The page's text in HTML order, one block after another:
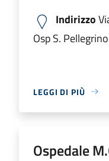
Indirizzo
Osp S.
LEGGI DI PIÙ
Ospedale